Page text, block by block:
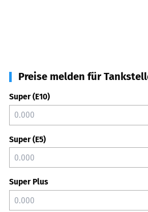
Preise melden für
Super (E10)
Super (E5)
Super Plus